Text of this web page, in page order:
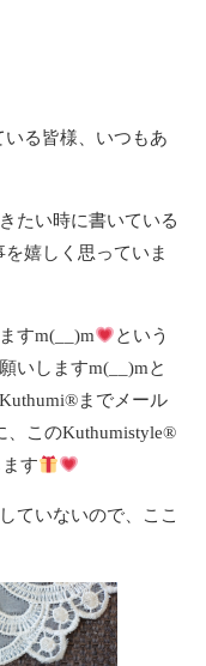
る皆様、いつもあ
たい時に書いている
嬉しく思っていま
すm(__)m
という
いしますm(__)mと
®️までメール
、このKuthumistyle®️
す
ていないので、ここ